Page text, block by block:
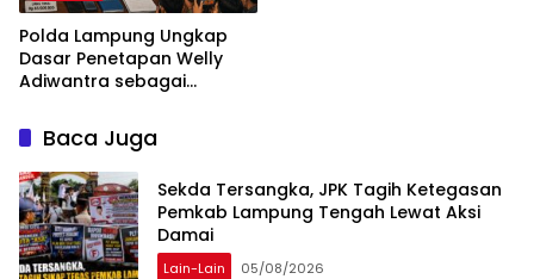
Polda Lampung Ungkap
Dasar Penetapan Welly
Adiwantra sebagai
Diperiksa
Baca Juga
Sekda Tersangka, JPK Tagih Ketegasan
Pemkab Lampung Tengah Lewat Aksi
Damai
Lain-Lain 05/08/2026